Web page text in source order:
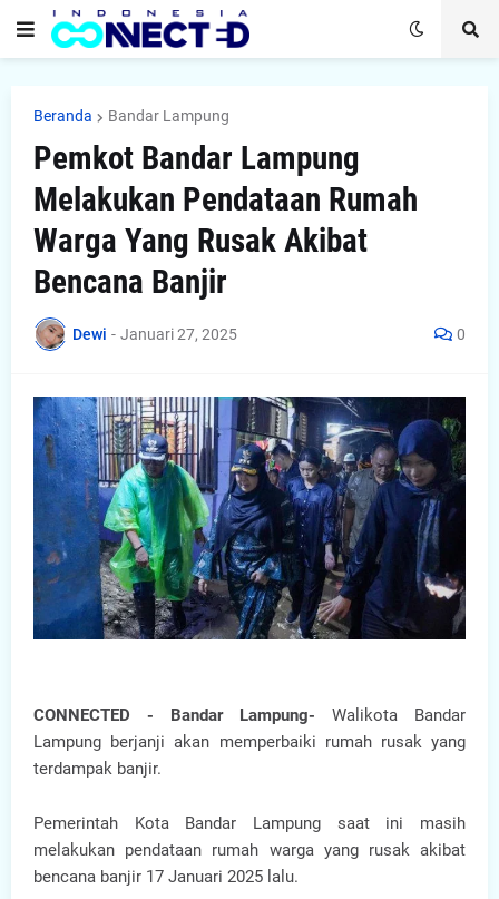
Beranda Bandar Lampung
Pemkot Bandar Lampung
Melakukan Pendataan Rumah
Warga Yang Rusak Akibat
Bencana Banjir
Dewi - Januari 27, 2025 0
CONNECTED - Bandar Lampung- Walikota Bandar
Lampung berjanji akan memperbaiki rumah rusak yang
terdampak banjir.
Pemerintah Kota Bandar Lampung saat ini masih
melakukan pendataan rumah warga yang rusak akibat
bencana banjir 17 Januari 2025 lalu.